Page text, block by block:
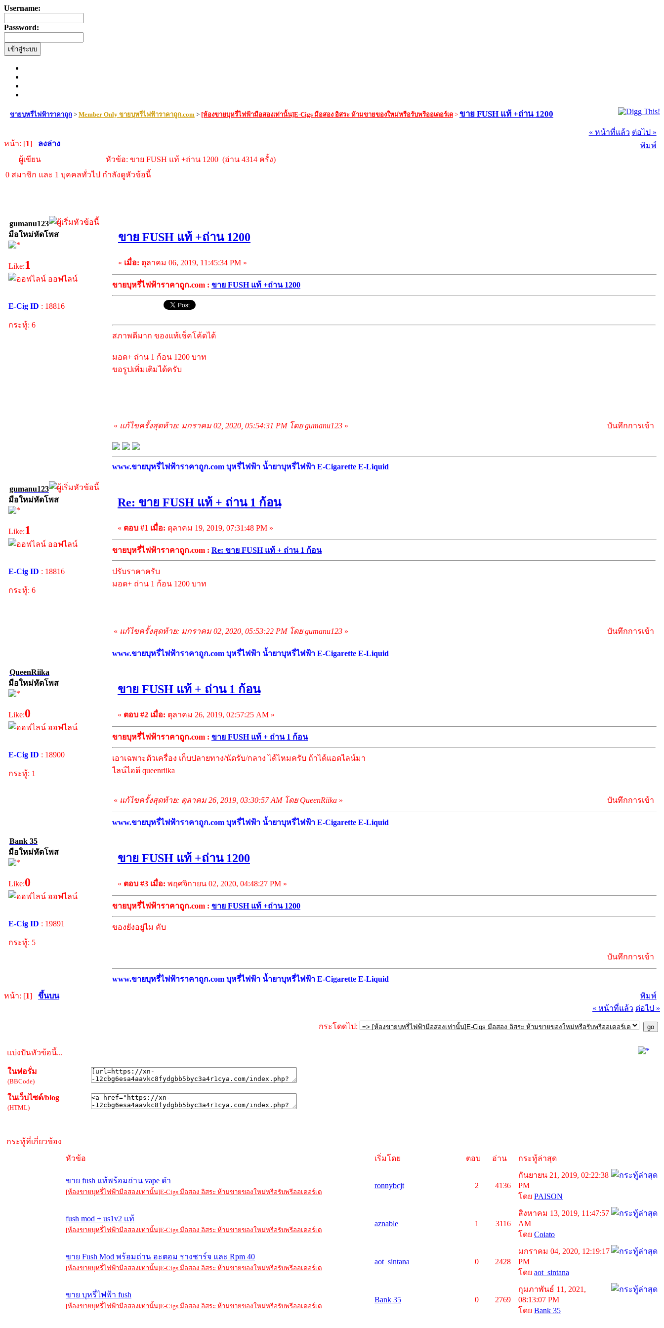
Username:
Password:
ขายบุหรี่ไฟฟ้าราคาถูก> Member Only ขายบุหรี่ไฟฟ้าราคาถูก.com> [ห้องขายบุหรี่ไฟฟ้ามือสองเท่านั้น]E-Cigs มือสอง อิสระ ห้ามขายของใหม่หรือรับพรีออเดอร์เด> ขาย FUSH แท้ +ถ่าน 1200
หน้า: [1] ลงล่าง
« หน้าที่แล้ว ต่อไป »
พิมพ์
ผู้เขียน
หัวข้อ: ขาย FUSH แท้ +ถ่าน 1200 (อ่าน 4314 ครั้ง)
0 สมาชิก และ 1 บุคคลทั่วไป กำลังดูหัวข้อนี้
gumanu123
มือใหม่หัดโพส
Like:1
ออฟไลน์
E-Cig ID : 18816
กระทู้: 6
ขาย FUSH แท้ +ถ่าน 1200
« เมื่อ: ตุลาคม 06, 2019, 11:45:34 PM »
ขายบุหรี่ไฟฟ้าราคาถูก.com : ขาย FUSH แท้ +ถ่าน 1200
สภาพดีมาก ของแท้เช็คโค้ดได้
มอด+ ถ่าน 1 ก้อน 1200 บาท
ขอรูปเพิ่มเติมได้ครับ
« แก้ไขครั้งสุดท้าย: มกราคม 02, 2020, 05:54:31 PM โดย gumanu123 » บันทึกการเข้า
www.ขายบุหรี่ไฟฟ้าราคาถูก.com บุหรี่ไฟฟ้า น้ำยาบุหรี่ไฟฟ้า E-Cigarette E-Liquid
gumanu123
มือใหม่หัดโพส
Like:1
ออฟไลน์
E-Cig ID : 18816
กระทู้: 6
Re: ขาย FUSH แท้ + ถ่าน 1 ก้อน
« ตอบ #1 เมื่อ: ตุลาคม 19, 2019, 07:31:48 PM »
ขายบุหรี่ไฟฟ้าราคาถูก.com : Re: ขาย FUSH แท้ + ถ่าน 1 ก้อน
ปรับราคาครับ
มอด+ ถ่าน 1 ก้อน 1200 บาท
« แก้ไขครั้งสุดท้าย: มกราคม 02, 2020, 05:53:22 PM โดย gumanu123 » บันทึกการเข้า
www.ขายบุหรี่ไฟฟ้าราคาถูก.com บุหรี่ไฟฟ้า น้ำยาบุหรี่ไฟฟ้า E-Cigarette E-Liquid
QueenRiika
มือใหม่หัดโพส
Like:0
ออฟไลน์
E-Cig ID : 18900
กระทู้: 1
ขาย FUSH แท้ + ถ่าน 1 ก้อน
« ตอบ #2 เมื่อ: ตุลาคม 26, 2019, 02:57:25 AM »
ขายบุหรี่ไฟฟ้าราคาถูก.com : ขาย FUSH แท้ + ถ่าน 1 ก้อน
เอาเฉพาะตัวเครื่อง เก็บปลายทาง/นัดรับ/กลาง ได้ไหมครับ ถ้าได้แอดไลน์มา
ไลน์ไอดี queenriika
« แก้ไขครั้งสุดท้าย: ตุลาคม 26, 2019, 03:30:57 AM โดย QueenRiika » บันทึกการเข้า
www.ขายบุหรี่ไฟฟ้าราคาถูก.com บุหรี่ไฟฟ้า น้ำยาบุหรี่ไฟฟ้า E-Cigarette E-Liquid
Bank 35
มือใหม่หัดโพส
Like:0
ออฟไลน์
E-Cig ID : 19891
กระทู้: 5
ขาย FUSH แท้ +ถ่าน 1200
« ตอบ #3 เมื่อ: พฤศจิกายน 02, 2020, 04:48:27 PM »
ขายบุหรี่ไฟฟ้าราคาถูก.com : ขาย FUSH แท้ +ถ่าน 1200
ของยังอยู่ไม คับ
บันทึกการเข้า
www.ขายบุหรี่ไฟฟ้าราคาถูก.com บุหรี่ไฟฟ้า น้ำยาบุหรี่ไฟฟ้า E-Cigarette E-Liquid
หน้า: [1] ขึ้นบน
พิมพ์
« หน้าที่แล้ว ต่อไป »
กระโดดไป:
แบ่งปันหัวข้อนี้...
ในฟอรั่ม
(BBCode)
ในเว็บไซด์/blog
(HTML)
กระทู้ที่เกี่ยวข้อง
หัวข้อ
เริ่มโดย ตอบ อ่าน กระทู้ล่าสุด
ขาย fush แท้พร้อมถ่าน vape ดำ
[ห้องขายบุหรี่ไฟฟ้ามือสองเท่านั้น]E-Cigs มือสอง อิสระ ห้ามขายของใหม่หรือรับพรีออเดอร์เด
ronnybcjt 2 4136
กันยายน 21, 2019, 02:22:38
PM
โดย PAISON
fush mod + us1v2 เเท้
[ห้องขายบุหรี่ไฟฟ้ามือสองเท่านั้น]E-Cigs มือสอง อิสระ ห้ามขายของใหม่หรือรับพรีออเดอร์เด
aznable 1 3116
สิงหาคม 13, 2019, 11:47:57
AM
โดย Coiato
ขาย Fush Mod พร้อมถ่าน อะตอม รางชาร์จ และ Rpm 40
[ห้องขายบุหรี่ไฟฟ้ามือสองเท่านั้น]E-Cigs มือสอง อิสระ ห้ามขายของใหม่หรือรับพรีออเดอร์เด
aot_sintana 0 2428
มกราคม 04, 2020, 12:19:17
PM
โดย aot_sintana
ขาย บุหรี่ไฟฟ้า fush
[ห้องขายบุหรี่ไฟฟ้ามือสองเท่านั้น]E-Cigs มือสอง อิสระ ห้ามขายของใหม่หรือรับพรีออเดอร์เด
Bank 35 0 2769
กุมภาพันธ์ 11, 2021,
08:13:07 PM
โดย Bank 35